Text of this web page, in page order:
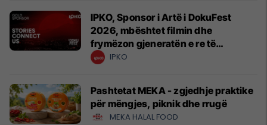
IPKO, Sponsor i Artë i DokuFest
2026, mbështet filmin dhe
frymëzon gjeneratën e re të
krijuesve
IPKO
Pashtetat MEKA - zgjedhje praktike
për mëngjes, piknik dhe rrugë
MEKA HALAL FOOD